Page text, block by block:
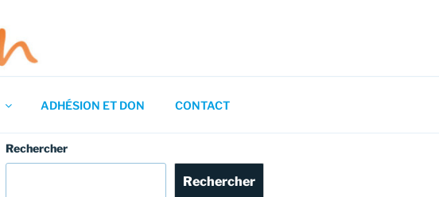
ADHÉSION ET DON CONTACT
Rechercher
Rechercher